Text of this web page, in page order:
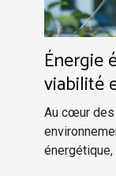
Énergie
viabilité
Au cœur
énergétique,